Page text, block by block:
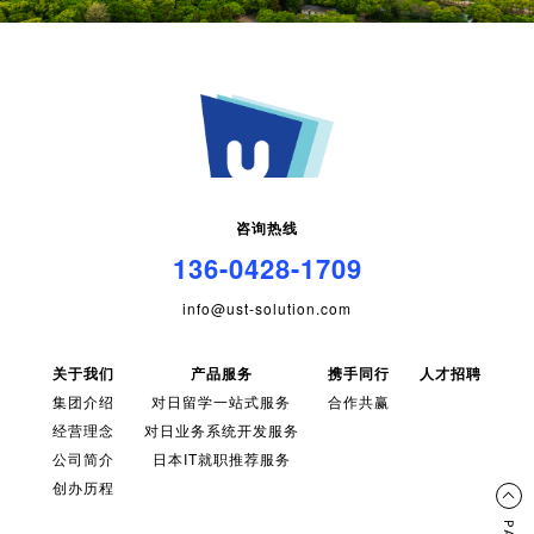
咨询热线
136-0428-1709
info@ust-solution.com
关于我们
集团介绍
经营理念
公司简介
创办历程
产品服务
对日留学一站式服务
对日业务系统开发服务
日本IT就职推荐服务
携手同行
合作共赢
人才招聘